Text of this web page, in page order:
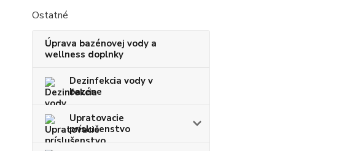
Ostatné
Úprava bazénovej vody a
wellness doplnky
Dezinfekcia vody v
bazéne
Upratovacie
príslušenstvo